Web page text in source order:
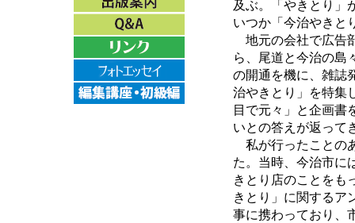
及ぶ。「やきとり」
いつか「今治やきと
地元の会社で広告
ら、尾道と今治の島
の開通を機に、雑誌
治やきとり」を特集
目で元々」と企画書
いとの答えが返って
私が行ったことの
た。当時、今治市に
きとり店のことをも
きとり」に関するア
事に携わっており、